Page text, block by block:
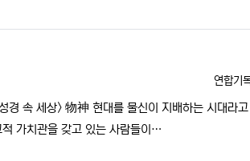
등록자
연합기
경 속 세상> 物神 현대를 물신이 지배하는 시대라
가치관을 갖고 있는 사람들이…